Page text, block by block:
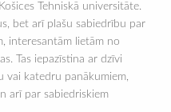
Tehniskā universitāte.
bet arī plašu sabiedrību par
interesantām lietām no
Tas iepazīstina ar dzīvi
vai katedru panākumiem,
arī par sabiedriskiem